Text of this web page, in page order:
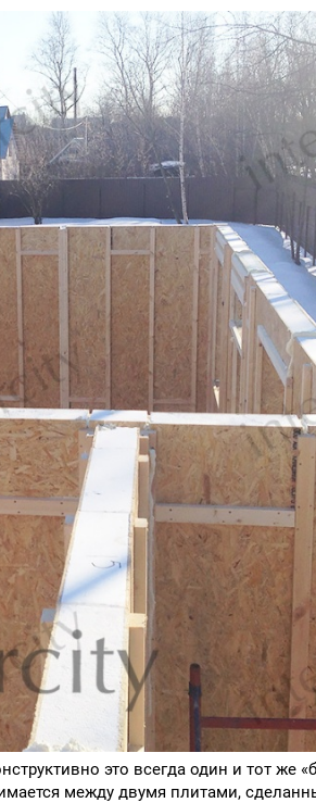
это всегда один и тот же
между двумя плитами,